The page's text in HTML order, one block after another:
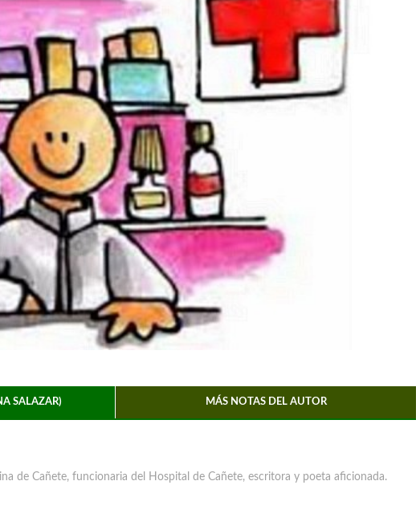
SALAZAR) MÁS NOTAS DEL AUTOR
de Cañete, funcionaria del Hospital de Cañete, escritora y poeta aficionada.